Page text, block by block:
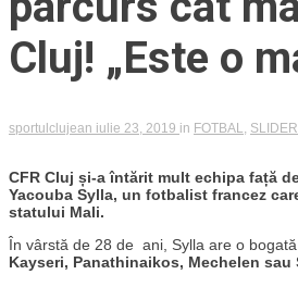
Cluj! „Este o
sportulclujean iulie 23, 2019 in FOTBAL SLIDER
CFR Cluj și-a întărit mult echipa față
Yacouba Sylla, un fotbalist francez
statului Mali.
În vârstă de 28 de ani, Sylla are o
Kayseri, Panathinaikos, Mechelen sau